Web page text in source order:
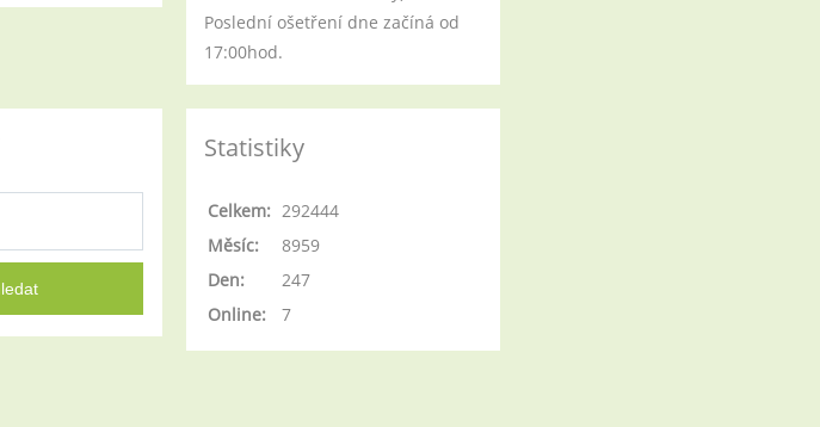
Poslední ošetření dne začíná od
17:00hod.
Statistiky
Online: 7
Celkem: 292444
Měsíc:
8959
Den:
247